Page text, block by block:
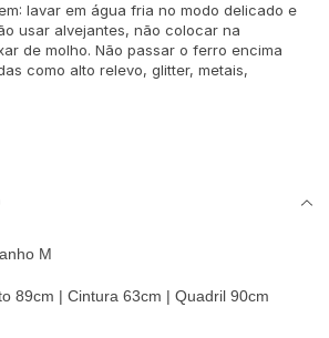
lavar em água fria no modo delicado e
usar alvejantes, não colocar na
de molho. Não passar o ferro encima
como alto relevo, glitter, metais,
M
89cm | Cintura 63cm | Quadril 90cm